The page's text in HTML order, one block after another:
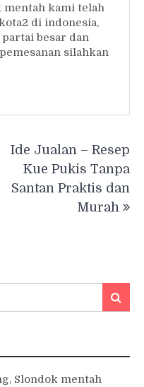
mentah kami telah
di indonesia,
besar dan
silahkan
Ide Jualan – Resep
Kue Pukis Tanpa
Santan Praktis dan
Murah
Search
Slondok mentah